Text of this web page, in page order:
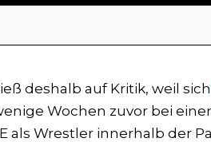
deshalb auf Kritik, weil sich
Wochen zuvor bei
als Wrestler innerhalb der